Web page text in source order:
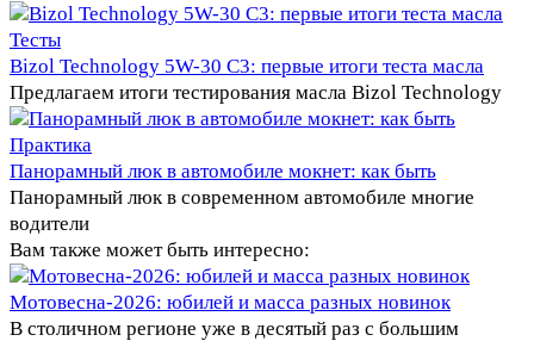
Тесты
Bizol Technology 5W-30 C3: первые итоги теста масла
Предлагаем итоги тестирования масла Bizol Technology
Практика
Панорамный люк в автомобиле мокнет: как быть
Панорамный люк в современном автомобиле многие
водители
Вам также может быть интересно:
Мотовесна-2026: юбилей и масса разных новинок
В столичном регионе уже в десятый раз с большим